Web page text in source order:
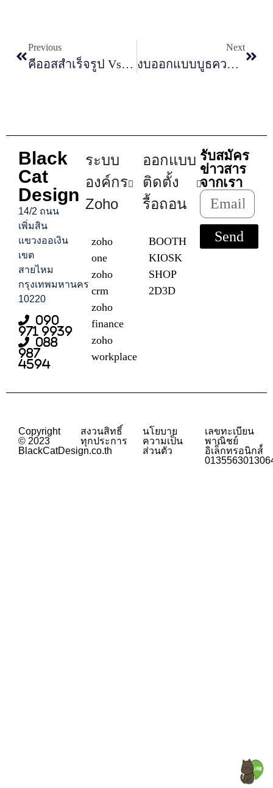
Previous
คีออสสำเร็จรูป Vs คีออสสั่งผลิต แบบไหนคุ้มค่ากว่า
Next
งบออกแบบบูธควรเตรียมเท่าไหร่ก่อนออกงานแสดงสินค้า
Black
Cat
Design
14/2 ถนน
เพิ่มสิน
แขวงออเงิน
เขต
สายไหม
กรุงเทพมหานคร
10220
090
971 9939
088
987
4594
ระบบ
องค์กร
Zoho
zoho
one
zoho
crm
zoho
finance
zoho
workplace
ออกแบบ
ติดตั้ง
รื้อถอน
BOOTH
KIOSK
SHOP
2D3D
รับสมัคร
ข่าวสาร
จากเรา
Send
Copyright
© 2023
BlackCatDesign.co.th
สงวนสิทธิ์
ทุกประการ
นโยบาย
ความเป็น
ส่วนตัว
เลขทะเบียน
พาณิชย์
อิเล็กทรอนิกส์์